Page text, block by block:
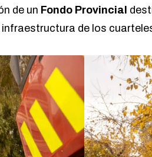
de un Fondo Provincial
de los